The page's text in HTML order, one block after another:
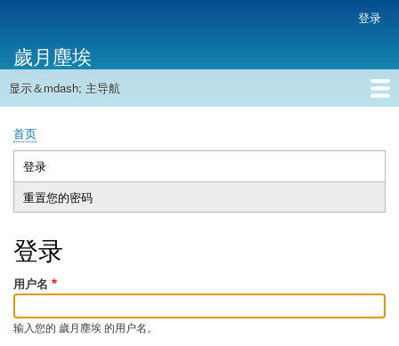
主
内
帐
户
菜
单
登录
歲月塵埃
主
航
显示＆mdash; 主导航
首页
面
包
屑
首页
主
标
登录
动
标
重置您的密码
登录
用户名
输入您的 歲月塵埃 的用户名。